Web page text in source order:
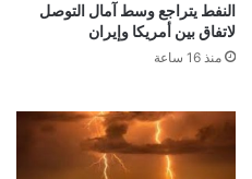
النفط يتراجع وسط آمال التوصل
لاتفاق بين أمريكا وإيران
منذ 16 ساعة